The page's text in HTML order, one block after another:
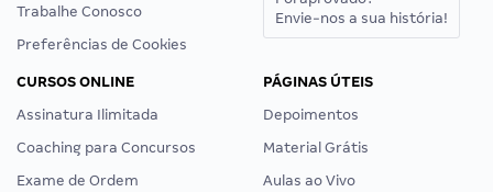
Trabalhe Conosco
Preferências de Cookies
Envie-nos a sua história!
CURSOS ONLINE
Assinatura Ilimitada
Coaching para Concursos
Exame de Ordem
PÁGINAS ÚTEIS
Depoimentos
Material Grátis
Aulas ao Vivo